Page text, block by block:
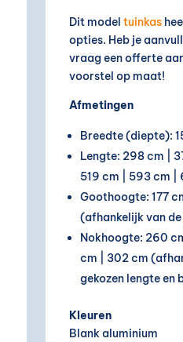
Dit modeltuinkas
opties. Heb je
vraag een offerte
voorstel op maat!
Afmetingen
Breedte (diepte):
Lengte: 298 cm |
519 cm | 593 cm |
Goothoogte: 177
(afhankelijk van
Nokhoogte: 260
cm | 302 cm
gekozen lengte en
Kleuren
Blank aluminium